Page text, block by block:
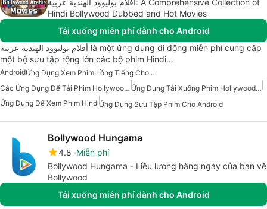
Hindi Bollywood Dubbed and Hot Movies
Tải xuống miễn phí dành cho Android
أفلام بوليوود الهندية عربية là một ứng dụng di động miễn phí cung cấp
một bộ sưu tập rộng lớn các bộ phim Hindi…
Android
Ứng Dụng Xem Phim Lồng Tiếng Cho Android
Các Ứng Dụng Để Tải Phim Hollywood Và Bollywood
Ứng Dụng Tải Xuống Phim Hollywood Và Bollywood
Ứng Dụng Để Xem Phim HindiỨng Dụng Sưu Tập Phim Cho Android
Bollywood Hungama
4.8 Miễn phí
Bollywood Hungama - Liều lượng hàng ngày của bạn về
Bollywood
Tải xuống miễn phí dành cho Android